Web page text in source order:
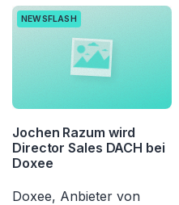
NEWSFLASH
Jochen Razum wird
Director Sales DACH bei
Doxee
Doxee, Anbieter von